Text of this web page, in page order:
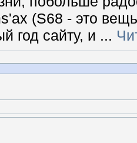
(S68 - это
год сайту, и ...